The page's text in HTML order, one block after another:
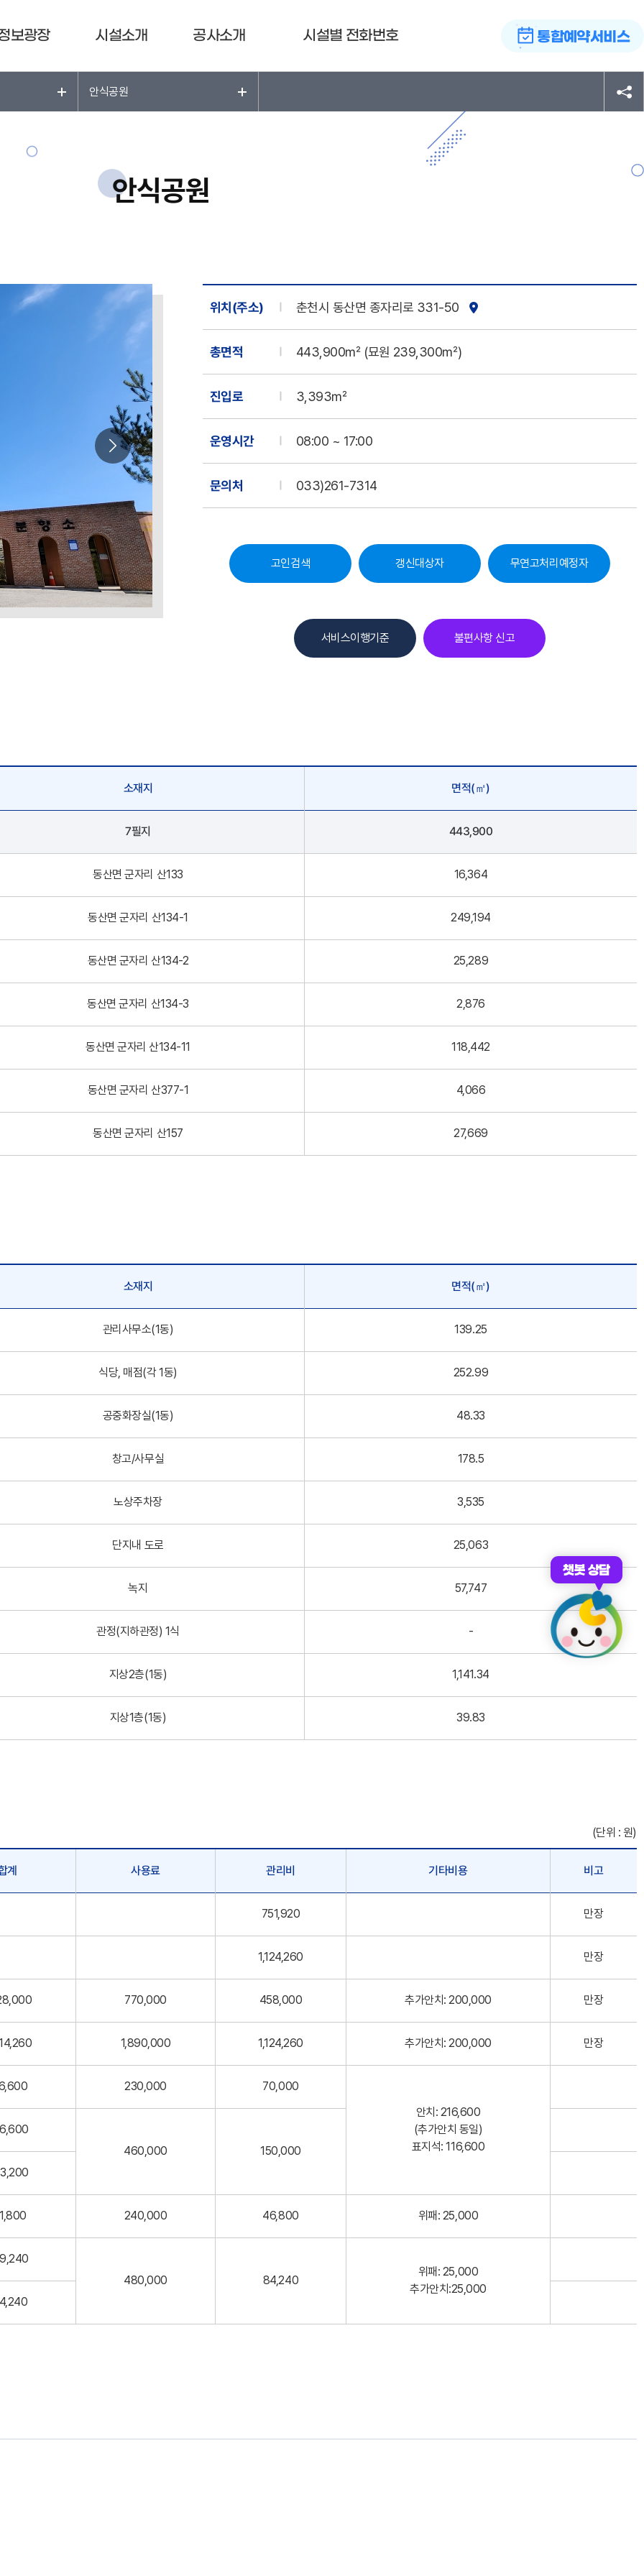
보광장 시설소개 공사소개 시설별 전화번호 통합예약서비스
안식공원
안식공원
위치(주소) 춘천시 동산면 종자리로 331-50
총면적 443,900㎡ (묘원 239,300㎡)
진입로 3,393㎡
운영시간 08:00 ~ 17:00
문의처 033)261-7314
고인검색 갱신대상자 무연고처리예정자
서비스이행기준 불편사항 신고
소재지 면적(㎡)
7필지 443,900
동산면 군자리 산133 16,364
동산면 군자리 산134-1 249,194
동산면 군자리 산134-2 25,289
동산면 군자리 산134-3 2,876
동산면 군자리 산134-11 118,442
동산면 군자리 산377-1 4,066
동산면 군자리 산157 27,669
소재지 면적(㎡)
관리사무소(1동) 139.25
식당, 매점(각 1동) 252.99
공중화장실(1동) 48.33
창고/사무실 178.5
노상주차장 3,535
단지내 도로 25,063
녹지 57,747
관정(지하관정) 1식 -
지상2층(1동) 1,141.34
지상1층(1동) 39.83
(단위 : 원)
계 사용료 관리비 기타비용 비고
751,920 만장
1,124,260 만장
770,000 458,000 추가안치: 200,000 만장
1,890,000 1,124,260 추가안치: 200,000 만장
230,000
70,000
안치: 216,600
(추가안치 동일)
표지석: 116,600
460,000
150,000
240,000 46,800 위패: 25,000
480,000
84,240
위패: 25,000
추가안치:25,000
챗봇 상담